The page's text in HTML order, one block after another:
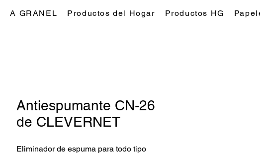
A GRANEL Productos del Hogar Productos HG
Antiespumante CN-26
de CLEVERNET
Eliminador de espuma para todo tipo